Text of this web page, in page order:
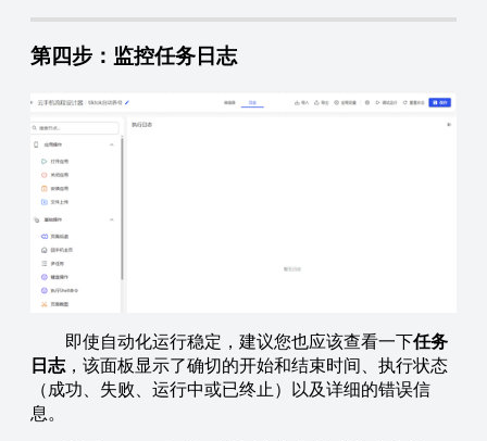
第四步：监控任务日志
即使自动化运行稳定，建议您也应该查看一下任务
日志 ，该面板显示了确切的开始和结束时间、执行状态
（成功、失败、运行中或已终止）以及详细的错误信
息。